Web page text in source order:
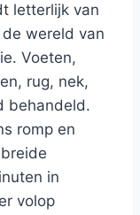
letterlijk van
wereld van
Voeten,
rug, nek,
behandeld.
romp en
in
volop